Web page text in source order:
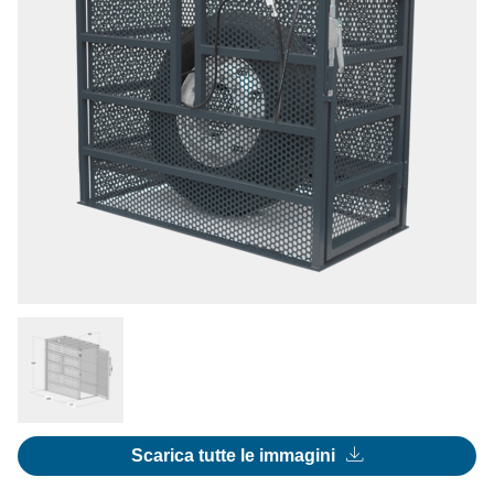
Scarica tutte le immagini